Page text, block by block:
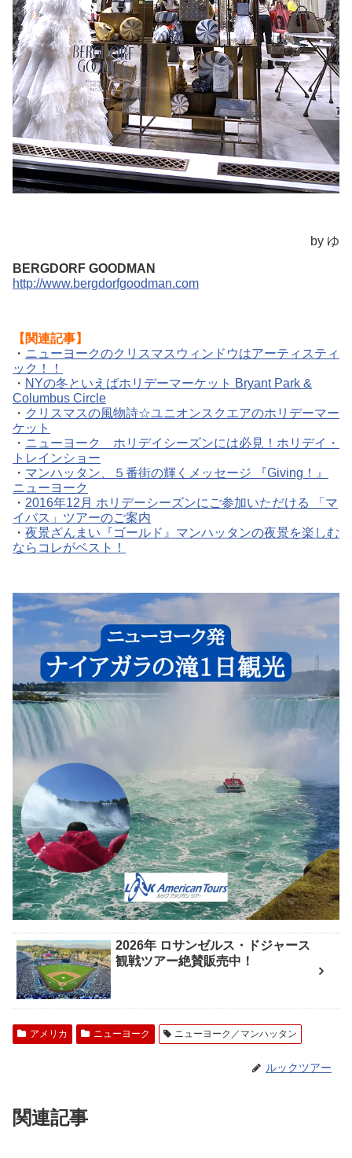
by ゆ
BERGDORF GOODMAN
http://www.bergdorfgoodman.com
【関連記事】
・ ニューヨークのクリスマスウィンドウはアーティスティ
ック！！
・ NYの冬といえばホリデーマーケット Bryant Park &
Columbus Circle
・ クリスマスの風物詩☆ユニオンスクエアのホリデーマー
ケット
・ ニューヨーク ホリデイシーズンには必見！ホリデイ・
トレインショー
・ マンハッタン、５番街の輝くメッセージ 『Giving！』
ニューヨーク
・ 2016年12月 ホリデーシーズンにご参加いただける 「マ
イバス」ツアーのご案内
・ 夜景ざんまい『ゴールド』マンハッタンの夜景を楽しむ
ならコレがベスト！
2026年 ロサンゼルス・ドジャース
観戦ツアー絶賛販売中！
アメリカ ニューヨーク ニューヨーク／マンハッタン
ルックツアー
関連記事